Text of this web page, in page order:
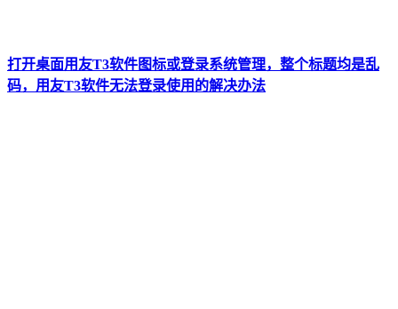
打开桌面用友T3软件图标或登录系统管理，整个标题均是乱
码，用友T3软件无法登录使用的解决办法